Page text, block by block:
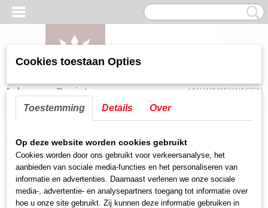
Inloggen Registreren UW WINKELWAGEN
Home>Terras/Meubilair benodigdheden>Asbakken
Art : 530.004
Cookies toestaan Opties
Toestemming Details Over
Op deze website worden cookies gebruikt
Cookies worden door ons gebruikt voor verkeersanalyse, het
aanbieden van sociale media-functies en het personaliseren van
informatie en advertenties. Daarnaast verlenen we onze sociale
media-, advertentie- en analysepartners toegang tot informatie over
hoe u onze site gebruikt. Zij kunnen deze informatie gebruiken in